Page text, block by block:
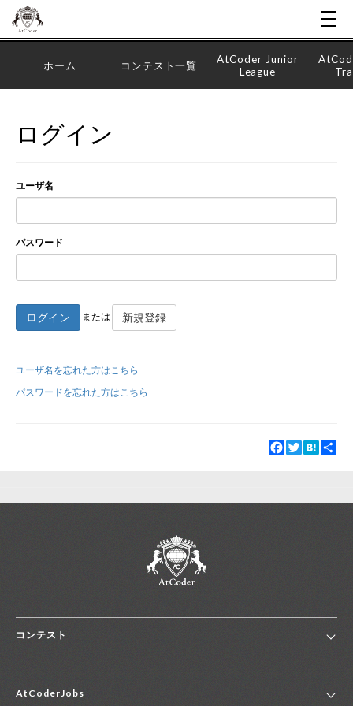
新規登録
ホーム コンテスト一覧
AtCoder Junior
League
ログイン
ユーザ名
パスワード
ログイン または 新規登録
ユーザ名を忘れた方はこちら
パスワードを忘れた方はこちら
Facebook
TwitterHatena
コンテスト
コンテスト一覧
AtCoderJobs